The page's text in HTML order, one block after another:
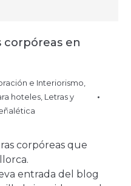
corpóreas en
e Interiorismo,
hoteles, Letras y
corpóreas que
entrada del blog